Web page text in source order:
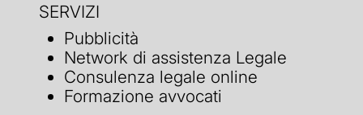
SERVIZI
Pubblicità
Network di assistenza Legale
Consulenza legale online
Formazione avvocati